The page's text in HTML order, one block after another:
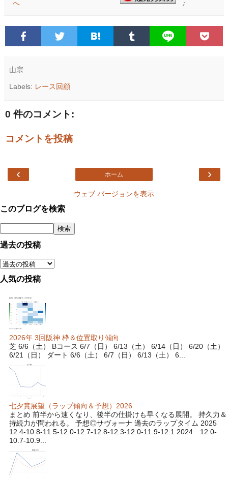
♪
山宗
Labels: レース回顧
0 件のコメント:
コメントを投稿
‹ ›
ホーム
ウェブ バージョンを表示
このブログを検索
過去の投稿
人気の投稿
2026年 3回阪神 枠＆位置取り傾向
芝 6/6（土） Bコース 6/7（日） 6/13（土） 6/14（日） 6/20（土）
6/21（日） ダート 6/6（土） 6/7（日） 6/13（土） 6...
七夕賞展望（ラップ傾向＆予想）2026
まとめ 前半から速くなり、後半の仕掛けも早くなる展開。 持久力＆
持続力が問われる。 予想◎サヴォーナ 過去のラップタイム 2025
12.4-10.8-11.5-12.0-12.7-12.8-12.3-12.0-11.9-12.1 2024 12.0-
10.7-10.9...